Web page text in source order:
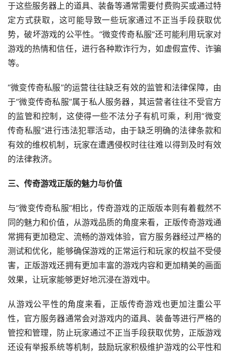
于这些服务器上的道具、装备等通常需要付费购买或通过特
定方式获取，这可能导致一些玩家通过不正当手段获取优
势，破坏游戏的公平性。“微变传奇私服”还可能利用玩家对
游戏的热情和信任，进行各种欺诈行为，如虚假宣传、诈骗
等。
“微变传奇私服”的运营往往缺乏有效的监管和法律保障，由
于“微变传奇私服”属于私人服务器，其运营者往往不受官方
的监管和控制，这使得一些不法分子有机可乘，利用“微变
传奇私服”进行违法犯罪活动，由于缺乏明确的法律条款和
有效的维权机制，玩家在遭遇侵权时往往难以得到及时有效
的法律救济。
三、传奇游戏正版的魅力与价值
与“微变传奇私服”相比，传奇游戏的正版版本则有着截然不
同的魅力和价值，从游戏品质的角度来看，正版传奇游戏通
常拥有更加稳定、流畅的游戏体验，官方服务器经过严格的
测试和优化，能够确保游戏的正常运行和玩家的权益不受侵
害，正版游戏还拥有更加丰富的游戏内容和更加精美的画面
效果，让玩家能够更好地沉浸在游戏中。
从游戏公平性的角度来看，正版传奇游戏也更加注重公平
性，官方服务器通常会对游戏内的道具、装备等进行严格的
管控和管理，防止玩家通过不正当手段获取优势，正版游戏
还设有举报系统等机制，鼓励玩家积极维护游戏的公平性和